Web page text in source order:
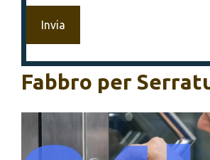
Fabbro per